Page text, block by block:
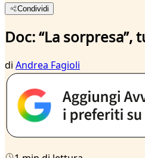
Condividi
Doc: “La sorpresa”,
di Andrea Fagioli